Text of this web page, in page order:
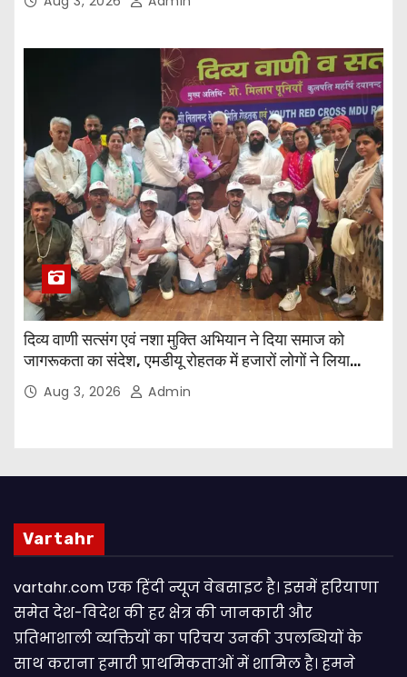
दिव्य वाणी सत्संग एवं नशा मुक्ति अभियान ने दिया समाज को
जागरूकता का संदेश, एमडीयू रोहतक में हजारों लोगों ने लिया
संकल्पAug 3, 2026 Admin
Vartahr
vartahr.com एक हिंदी न्यूज वेबसाइट है। इसमें हरियाणा
समेत देश-विदेश की हर क्षेत्र की जानकारी और
प्रतिभाशाली व्यक्तियों का परिचय उनकी उपलब्धियों के
साथ कराना हमारी प्राथमिकताओं में शामिल है। हमने